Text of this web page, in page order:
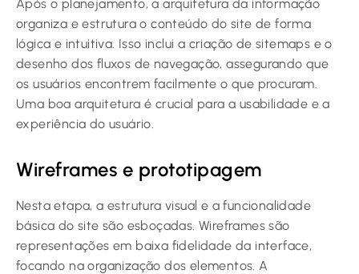
Após o planejamento, a arquitetura da informação
organiza e estrutura o conteúdo do site de forma
lógica e intuitiva. Isso inclui a criação de sitemaps e o
desenho dos fluxos de navegação, assegurando que
os usuários encontrem facilmente o que procuram.
Uma boa arquitetura é crucial para a usabilidade e a
experiência do usuário.
Wireframes e prototipagem
Nesta etapa, a estrutura visual e a funcionalidade
básica do site são esboçadas. Wireframes são
representações em baixa fidelidade da interface,
focando na organização dos elementos. A